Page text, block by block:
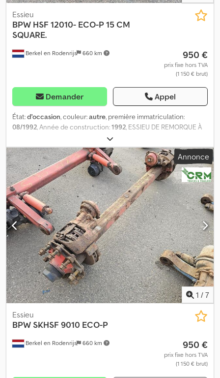
Berkel en Rodenrijs 660 km
Essieu
BPW HSF 12010- ECO-P 15 CM
SQUARE.
950 €
prix fixe hors TVA
(1 150 € brut)
Demander Appel
État:d'occasion, couleur:autre, première immatriculation:
08/1992, Année de construction:1992, ESSIEU DE REMORQUE À
CHARGE LOURDE. = Plus d’informations = Dsdszrr Tdjpfx Ahyjkr
Numéro de série : AUCUN MODÈLE
Annonce
1 / 7
Berkel en Rodenrijs 660 km
Essieu
BPW SKHSF 9010 ECO-P
950 €
prix fixe hors TVA
(1 150 € brut)